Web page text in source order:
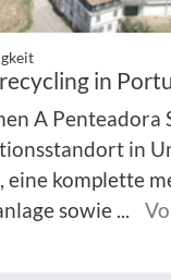
in
A Penteadora
in
eine komplette
sowie ...